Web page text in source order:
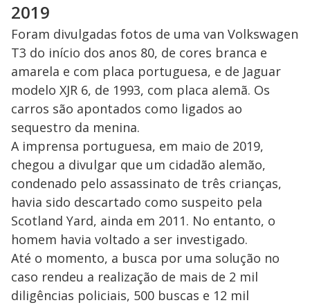
2019
Foram divulgadas fotos de uma van Volkswagen
T3 do início dos anos 80, de cores branca e
amarela e com placa portuguesa, e de Jaguar
modelo XJR 6, de 1993, com placa alemã. Os
carros são apontados como ligados ao
sequestro da menina.
A imprensa portuguesa, em maio de 2019,
chegou a divulgar que um cidadão alemão,
condenado pelo assassinato de três crianças,
havia sido descartado como suspeito pela
Scotland Yard, ainda em 2011. No entanto, o
homem havia voltado a ser investigado.
Até o momento, a busca por uma solução no
caso rendeu a realização de mais de 2 mil
diligências policiais, 500 buscas e 12 mil